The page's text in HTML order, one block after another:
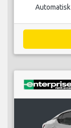
Automatisk